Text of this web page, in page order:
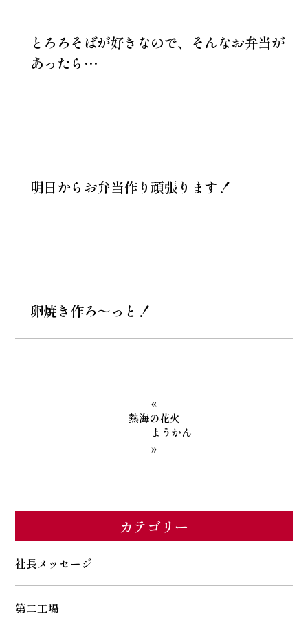
とろろそばが好きなので、そんなお弁当が
あったら…
明日からお弁当作り頑張ります！
卵焼き作ろ～っと！
«
熱海の花火
ようかん
»
カテゴリー
社長メッセージ
第二工場